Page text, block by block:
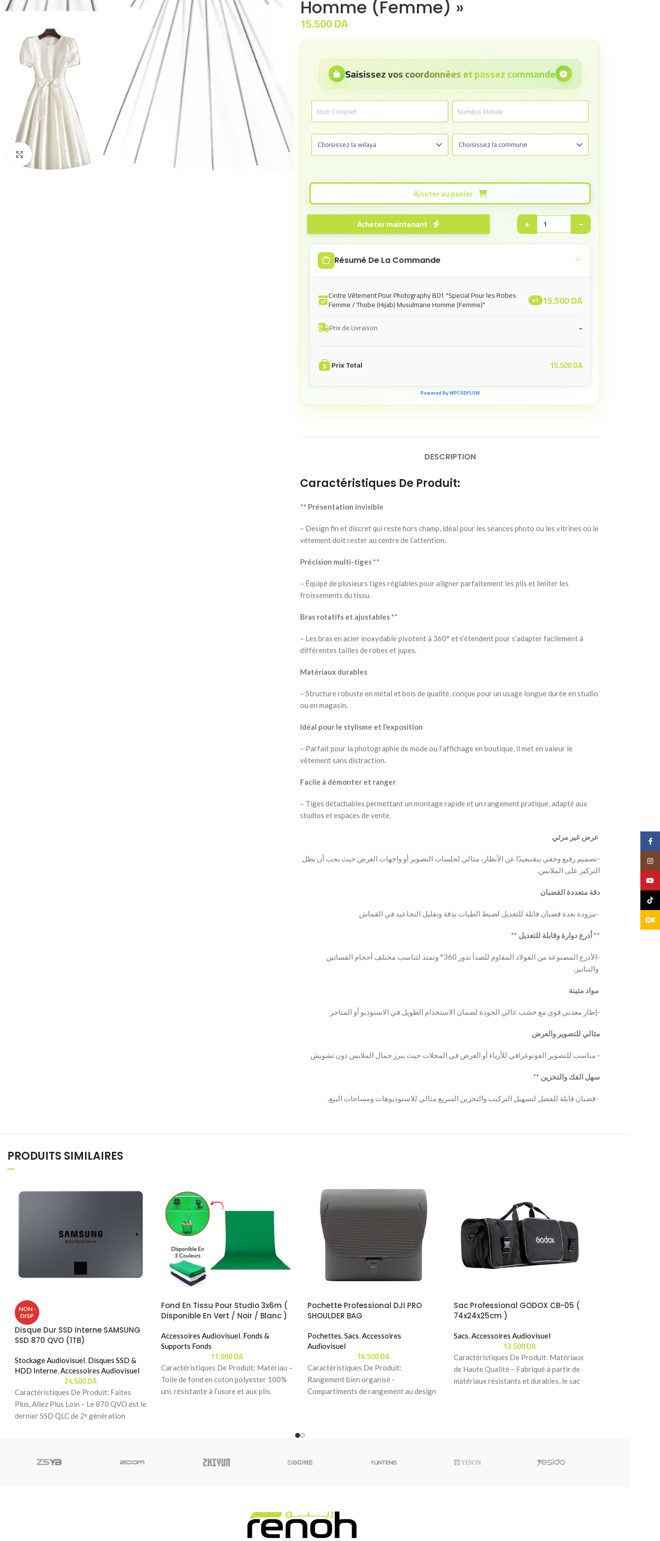
Câbles Video
Click to enlarge
Homme (Femme) »
15.500DA
Saisissez vos coordonnées et passez commande
Ajouter au panier
−
+
Résumé De La Commande
Cintre Vêtement Pour Photography B01 "Special Pour les Robes
Femme / Thobe (Hijab) Musulmane Homme (Femme)" x1 15.500DA
Prix de Livraison -
Prix Total 15.500DA
Powered By WPCODFLOW
DESCRIPTION
Caractéristiques De Produit:
** Présentation invisible
– Design fin et discret qui reste hors champ, idéal pour les séances photo ou les vitrines où le
vêtement doit rester au centre de l’attention.
Précision multi-tiges **
– Équipé de plusieurs tiges réglables pour aligner parfaitement les plis et limiter les
froissements du tissu.
Bras rotatifs et ajustables **
– Les bras en acier inoxydable pivotent à 360° et s’étendent pour s’adapter facilement à
différentes tailles de robes et jupes.
Matériaux durables
– Structure robuste en métal et bois de qualité, conçue pour un usage longue durée en studio
ou en magasin.
Idéal pour le stylisme et l’exposition
– Parfait pour la photographie de mode ou l’affichage en boutique, il met en valeur le
vêtement sans distraction.
Facile à démonter et ranger
– Tiges détachables permettant un montage rapide et un rangement pratique, adapté aux
studios et espaces de vente.
‫‬‫ عرض غير مرئي
‬‫‬‫-تصميم رفيع وخفي يبقىبعيدًا عن الأنظار، مثالي لجلسات التصوير أو واجهات العرض حيث يجب أن يظل
دقة متعددة القضبان
* * أذرع دوارة وقابلة للتعديل **
‫-‬‫‬‫الأذرع المصنوعة من الفولاذ المقاوم للصدأ تدور 360° وتمتد لتناسب مختلف أحجام الفساتين
إطار معدني قوي مع خشب عالي الجودة لضمان الاستخدام الطويل في الاستوديو أو المتاجر-‬‫‬‫‬‫
مثالي للتصوير والعرض
‫مناسب للتصوير الفوتوغرافي للأزياء أو العرض في المحلات حيث يبرز جمال الملابس دون تشويش ‬ -‬‫‬‫‬‫
* * سهل الفك والتخزين
PRODUITS SIMILAIRES
NON -
DISP
Disque Dur SSD Interne SAMSUNG
SSD 870 QVO (1TB)
Stockage Audiovisuel, Disques SSD &
HDD Interne,Accessoires Audiovisuel
24.500DA
Caractéristiques De Produit: Faites
Plus, Allez Plus Loin – Le 870 QVO est le
dernier SSD QLC de 2ᵉ génération
Fond En Tissu Pour Studio 3x6m (
Disponible En Vert / Noir / Blanc )
Accessoires Audiovisuel, Fonds &
Supports Fonds
11.000DA
Caractéristiques De Produit: Matériau –
Toile de fond en coton polyester 100%
uni, résistante à l’usure et aux plis.
Pochette Professional DJI PRO
SHOULDER BAG
Pochettes,Sacs,Accessoires
Audiovisuel
16.500DA
Caractéristiques De Produit:
Rangement bien organisé -
Compartiments de rangement au design
Sac Professional GODOX CB-05 (
74x24x25cm )
Sacs,Accessoires Audiovisuel
13.500DA
Caractéristiques De Produit: Matériaux
de Haute Qualité – Fabriqué à partir de
matériaux résistants et durables, le sac